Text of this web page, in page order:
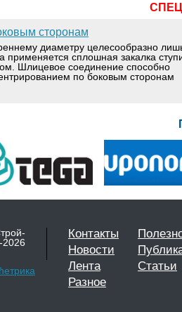
сторонам
диаметру целесообразно
применяется сплошная закалка
Шлицевое соединение способно
по боковым сторонам
Контакты
Новости
Лента
Статьи
Разное